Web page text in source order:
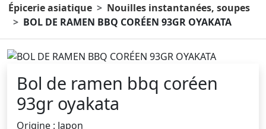
Épicerie asiatique
Nouilles instantanées, soupes
BOL DE RAMEN BBQ CORÉEN 93GR OYAKATA
Bol de ramen bbq coréen
93gr oyakata
Origine : Japon